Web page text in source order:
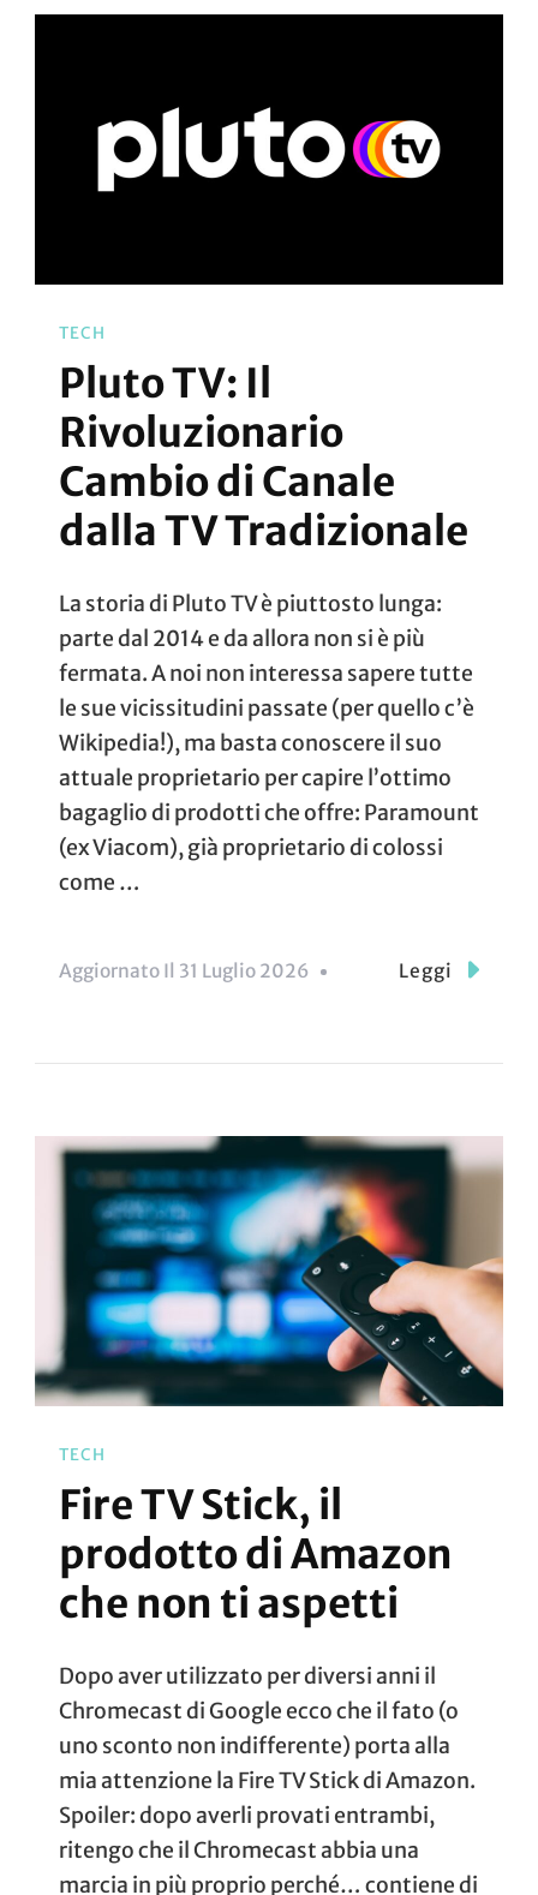
TECH
Pluto TV: Il
Rivoluzionario
Cambio di Canale
dalla TV Tradizionale
La storia di Pluto TV è piuttosto lunga:
parte dal 2014 e da allora non si è più
fermata. A noi non interessa sapere tutte
le sue vicissitudini passate (per quello c’è
Wikipedia!), ma basta conoscere il suo
attuale proprietario per capire l’ottimo
bagaglio di prodotti che offre: Paramount
(ex Viacom), già proprietario di colossi
come …
Aggiornato Il 31 Luglio 2026 Leggi
TECH
Fire TV Stick, il
prodotto di Amazon
che non ti aspetti
Dopo aver utilizzato per diversi anni il
Chromecast di Google ecco che il fato (o
uno sconto non indifferente) porta alla
mia attenzione la Fire TV Stick di Amazon.
Spoiler: dopo averli provati entrambi,
ritengo che il Chromecast abbia una
marcia in più proprio perché… contiene di